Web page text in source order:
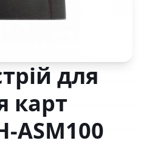
для
карт
ASM100